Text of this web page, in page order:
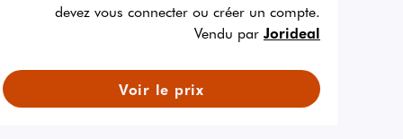
devez vous connecter ou créer un compte.
Vendu par Jorideal
Voir le prix